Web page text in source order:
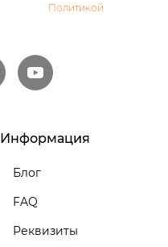
Политикой
Информация
Блог
FAQ
Реквизиты